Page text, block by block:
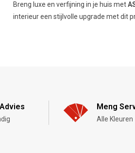
Breng luxe en verfijning in je huis met
interieur een stijlvolle upgrade met dit
Meng
Alle Kleuren